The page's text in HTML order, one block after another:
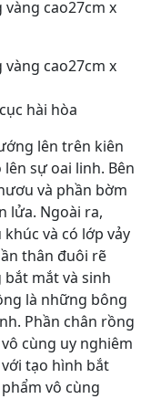
hài hòa
lên trên kiên
sự oai linh. Bên
và phần bờm
lửa. Ngoài ra,
và có lớp vảy
thân đuôi rẽ
mắt và sinh
là những bông
Phần chân rồng
cùng uy nghiêm
tạo hình bắt
vô cùng